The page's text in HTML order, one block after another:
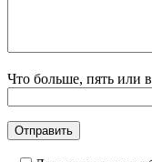
Что больше, пять или